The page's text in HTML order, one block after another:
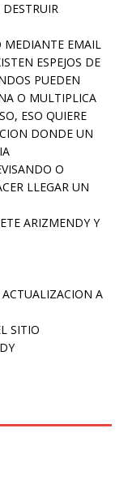
MEDIANTE EMAIL
ESPEJOS DE
PUEDEN
O MULTIPLICA
ESO QUIERE
DONDE UN
O
LLEGAR UN
ARIZMENDY Y
A
SITIO